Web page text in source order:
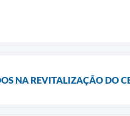
NA REVITALIZAÇÃO DO